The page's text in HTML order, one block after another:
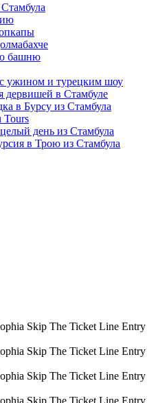
башню
ужином и турецким шоу
в Стамбуле
в Бурсу из Стамбула
Tours
день из Стамбула
в Трою из Стамбула